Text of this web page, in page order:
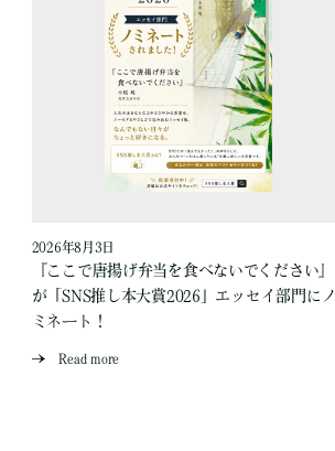
2026年8月3日
『ここで唐揚げ弁当を食べないでください』
が「SNS推し本大賞2026」エッセイ部門にノ
ミネート！
Read more